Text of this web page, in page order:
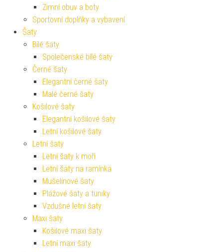
Zimní obuv a boty
Sportovní doplňky a vybavení
Šaty
Bílé šaty
Společenské bílé šaty
Černé šaty
Elegantní černé šaty
Malé černé šaty
Košilové šaty
Elegantní košilové šaty
Letní košilové šaty
Letní šaty
Letní šaty k moři
Letní šaty na ramínka
Mušelínové šaty
Plážové šaty a tuniky
Vzdušné letní šaty
Maxi šaty
Košilové maxi šaty
Letní maxi šaty